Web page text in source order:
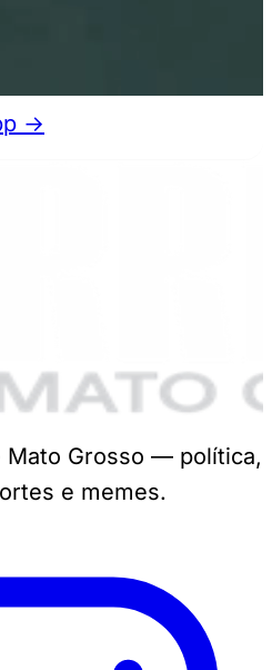
→
Mato Grosso — política,
e memes.